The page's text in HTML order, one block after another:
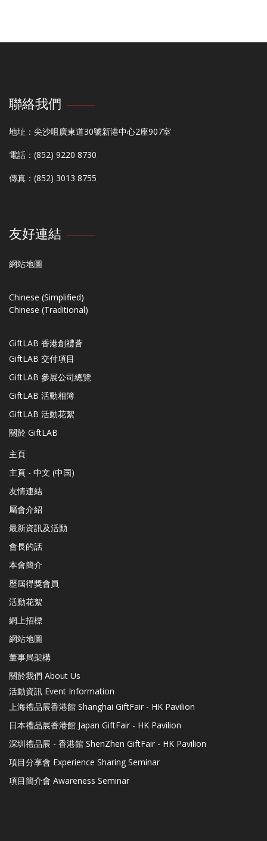
聯絡我們
地址：尖沙咀廣東道30號新港中心2座907室
電話：(852) 9220 8730
傳真：(852) 3013 8755
友好連結
網站地圖
Chinese (Simplified)
Chinese (Traditional)
GiftLAB 香港創禮薈
GiftLAB 交付項目
GiftLAB 參展公司總覽
GiftLAB 活動相簿
GiftLAB 活動花絮
關於 GiftLAB
主頁
主頁 - 中文 (中国)
友情連結
屬會介紹
最新資訊及活動
會長的話
本會簡介
歷屆得獎會員
活動花絮
網上招標
網站地圖
董事局架構
關於我們 About Us
活動資訊 Event Information
上海禮品展香港館 Shanghai GiftFair - HK Pavilion
日本禮品展香港館 Japan GiftFair - HK Pavilion
深圳禮品展 - 香港館 ShenZhen GiftFair - HK Pavilion
項目分享會 Experience Sharing Seminar
項目簡介會 Awareness Seminar